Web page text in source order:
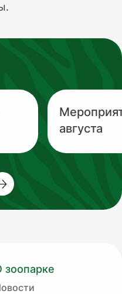
августа
зоопарке